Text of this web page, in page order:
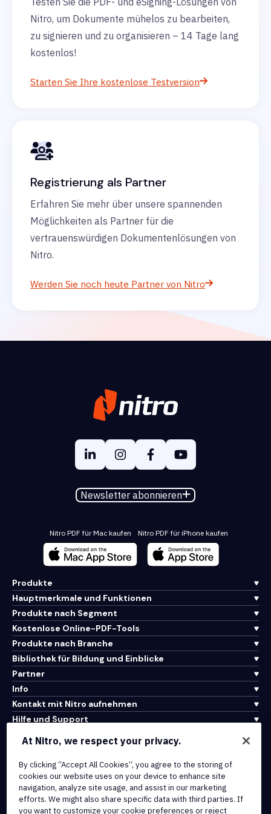
Nitro, um Dokumente mühelos zu bearbeiten,
zu signieren und zu organisieren – 14 Tage lang
kostenlos!
Starten Sie Ihre kostenlose Testversion
Registrierung als Partner
Erfahren Sie mehr über unsere spannenden
Möglichkeiten als Partner für die
vertrauenswürdigen Dokumentenlösungen von
Nitro.
Werden Sie noch heute Partner von Nitro
Newsletter abonnieren
Nitro PDF für Mac kaufen Nitro PDF für iPhone kaufen
Produkte
Hauptmerkmale und Funktionen
Produkte nach Segment
Kostenlose Online-PDF-Tools
Produkte nach Branche
Bibliothek für Bildung und Einblicke
Partner
Info
Kontakt mit Nitro aufnehmen
Hilfe und Support
Nutzungsbedingungen
Cookie-Richtlinie
Copyright-Richtlinie
Alle Bedingungen und Richtlinien
At Nitro, we respect your privacy.
By clicking “Accept All Cookies”, you agree to the storing of
cookies our website uses on your device to enhance site
navigation, analyze site usage, and assist in our marketing
efforts. We might also share specific data with third parties. If
you want to customize your cookie preferences or reject